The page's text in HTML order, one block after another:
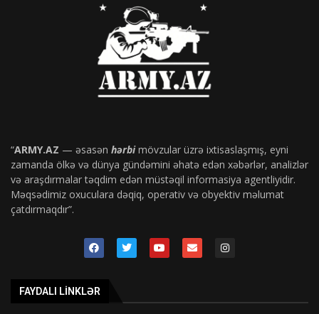
“ARMY.AZ — əsasən hərbimövzular üzrə ixtisaslaşmış, eyni
zamanda ölkə və dünya gündəmini əhatə edən xəbərlər, analizlər
və araşdırmalar təqdim edən müstəqil informasiya agentliyidir.
Məqsədimiz oxuculara dəqiq, operativ və obyektiv məlumat
çatdırmaqdır”.
FAYDALI LINKLƏR